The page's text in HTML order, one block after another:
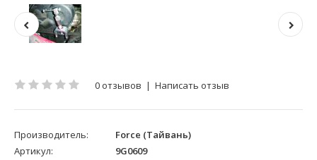
0 отзывов | Написать отзыв
Производитель:
Force (Тайвань)
Артикул:
9G0609